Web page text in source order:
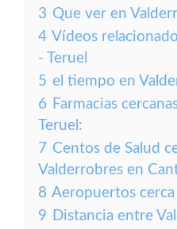
3 Que ver en
4 Vídeos
- Teruel
5 el tiempo en
6 Farmacias
Teruel:
7 Centos de Salud
Valderrobres en
8 Aeropuertos
9 Distancia entre